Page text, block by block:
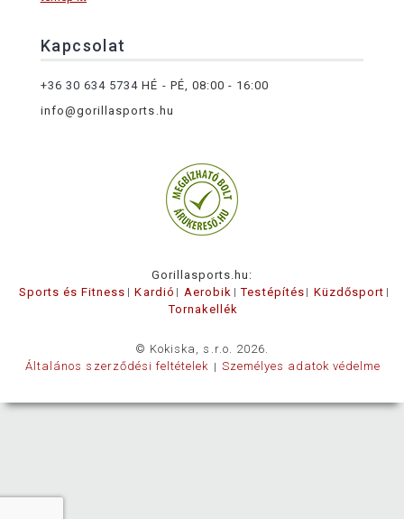
Kapcsolat
+36 30 634 5734 HÉ - PÉ, 08:00 - 16:00
info@gorillasports.hu
Gorillasports.hu:
Sports és Fitness
Kardió Aerobik Testépítés
Küzdősport
Tornakellék
© Kokiska, s.r.o. 2026.
Általános szerződési feltételek
Személyes adatok védelme